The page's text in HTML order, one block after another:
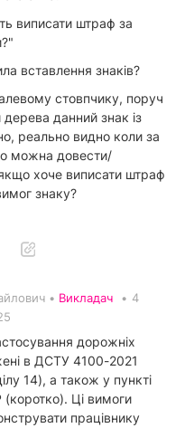
виписати штраф за
вставлення знаків?
стовпчику, поруч
данний знак із
реально видно коли за
можна довести/
хоче виписати штраф
знаку?
• Викладач • 4
дорожніх
в ДСТУ 4100-2021
14), а також у пункті
Ці вимоги
працівнику